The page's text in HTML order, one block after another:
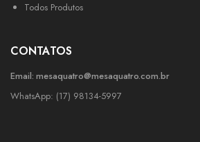
Todos Produtos
CONTATOS
Email: mesaquatro@mesaquatro.com.br
WhatsApp: (17) 98134-5997